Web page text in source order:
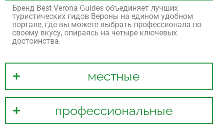
Бренд Best Verona Guides объединяет лучших
туристических гидов Вероны на едином удобном
портале, где вы можете выбрать профессионала по
своему вкусу, опираясь на четыре ключевых
достоинства.
местные
профессиональные